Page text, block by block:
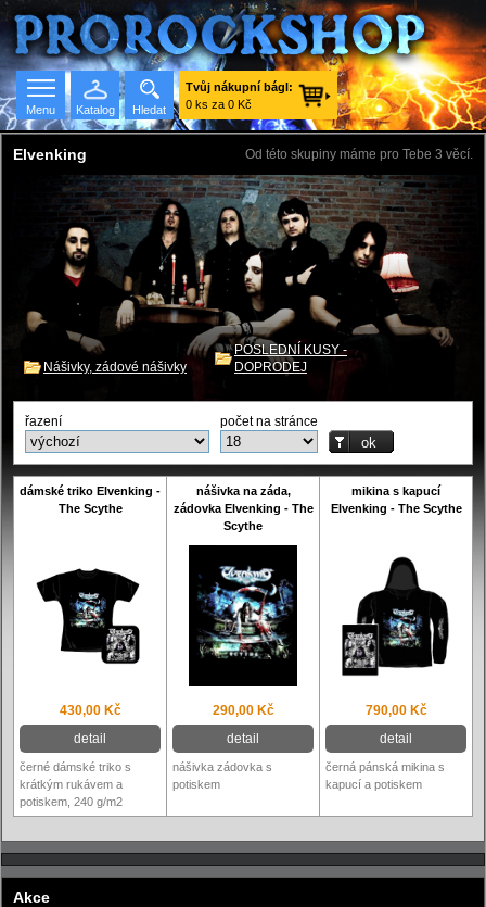
Hledat
Seznam skupin
Menu
Tvůj nákupní bágl:
0 ks za 0 Kč
Od této skupiny máme pro Tebe 3 věcí.
Elvenking
Nášivky, zádové nášivky
POSLEDNÍ KUSY -
DOPRODEJ
řazení počet na stránce
dámské triko Elvenking -
The Scythe
nášivka na záda,
zádovka Elvenking - The
Scythe
mikina s kapucí
Elvenking - The Scythe
430,00 Kč
detail
290,00 Kč
detail
790,00 Kč
detail
černé dámské triko s
krátkým rukávem a
potiskem, 240 g/m2
nášivka zádovka s
potiskem
černá pánská mikina s
kapucí a potiskem
Katalog
Akce